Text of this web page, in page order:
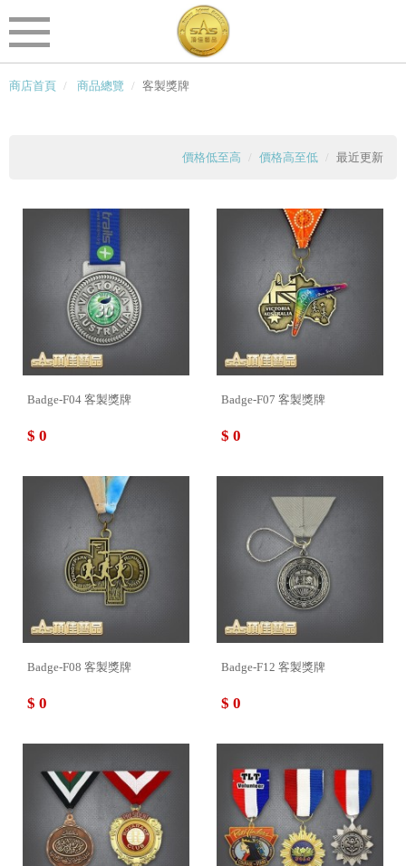
商店首頁 商品總覽 客製獎牌
價格低至高 價格高至低 最近更新
Badge-F04 客製獎牌
$ 0
Badge-F07 客製獎牌
$ 0
Badge-F08 客製獎牌
$ 0
Badge-F12 客製獎牌
$ 0